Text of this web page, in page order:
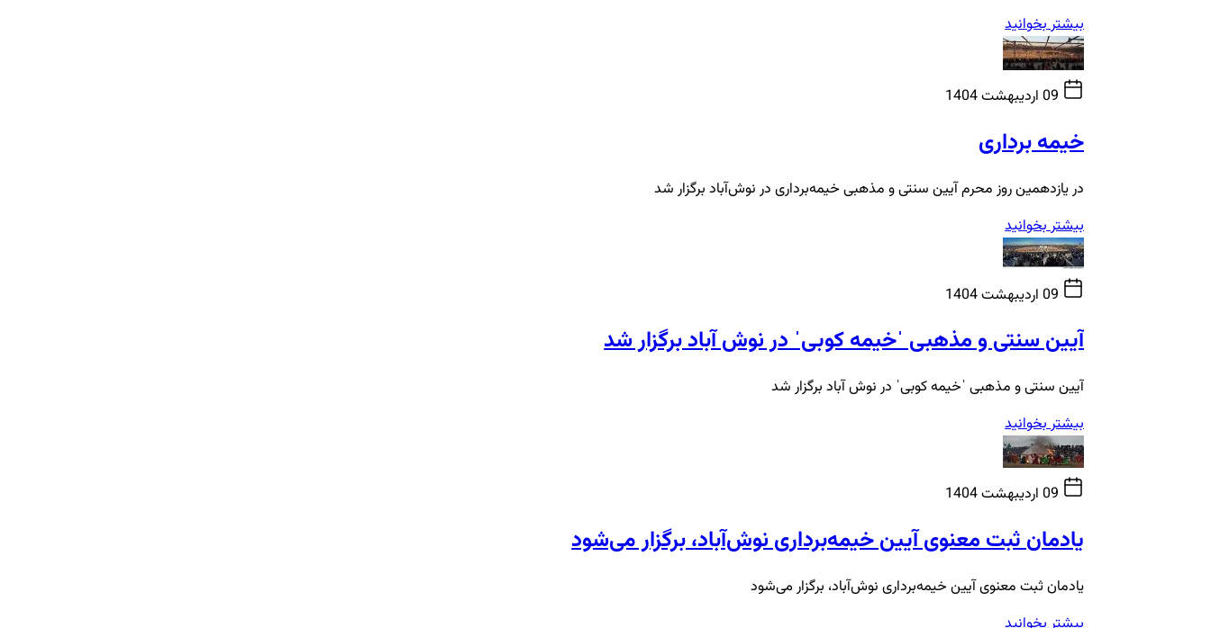
بیشتر بخوانید
09 اردیبهشت 1404
خیمه برداری
در یازدهمین روز محرم آیین سنتی و مذهبی خیمه‌برداری در نوش‌آباد برگزار شد
بیشتر بخوانید
09 اردیبهشت 1404
آیین سنتی و مذهبی ˈخیمه کوبیˈ در نوش آباد برگزار شد
آیین سنتی و مذهبی ˈخیمه کوبیˈ در نوش آباد برگزار شد
بیشتر بخوانید
09 اردیبهشت 1404
یادمان ثبت معنوی آیین خیمه‌برداری نوش‌آباد، برگزار می‌شود
یادمان ثبت معنوی آیین خیمه‌برداری نوش‌آباد، برگزار می‌شود